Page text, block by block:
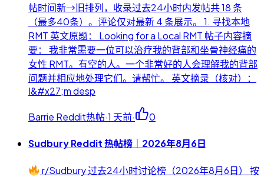
帖时间新→旧排列，收录过去24小时内发帖共 18 条
（最多40条）。评论仅对最新 4 条展示。 1. 寻找本地
RMT 英文原题： Looking for a Local RMT 帖子内容摘
要： 我非常需要一位可以治疗我的背部和坐骨神经痛的
女性 RMT。有空的人。一个非常好的人会理解我的背部
问题并相应地处理它们。请帮忙。 英文摘录（核对）：
I&#x27;m desp
Barrie Reddit热帖·1 天前· 0
Sudbury Reddit 热帖榜｜2026年8月6日
r/Sudbury 过去24小时讨论榜（2026年8月6日） 按